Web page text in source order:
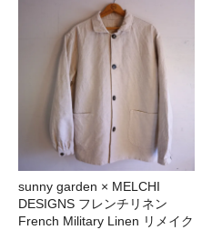
sunny garden × MELCHI
DESIGNS フレンチリネン
French Military Linen リメイク